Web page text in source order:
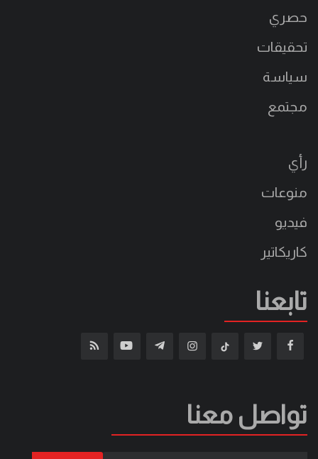
حصري
تحقيقات
سياسة
مجتمع
رأي
منوعات
فيديو
كاريكاتير
تابعنا
تواصل معنا